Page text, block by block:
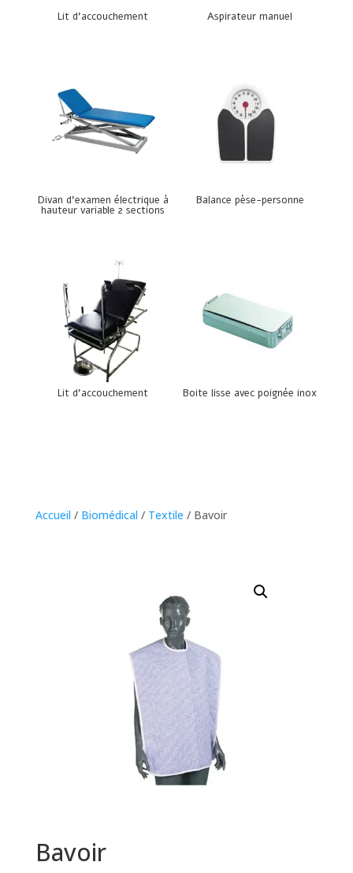
Lit d’accouchement Aspirateur manuel
Divan d’examen électrique à
hauteur variable 2 sections
Balance pèse-personne
Lit d’accouchement Boite lisse avec poignée inox
Accueil / Biomédical / Textile / Bavoir
Bavoir